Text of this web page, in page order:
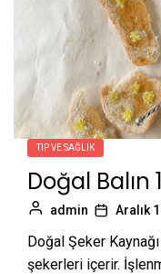
TIP VE SAĞLIK
Doğal Balın
admin Aralık
Doğal Şeker
şekerleri içerir.